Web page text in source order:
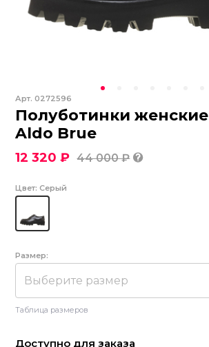
Арт.0272596
Полуботинки женские
Aldo Brue
12 320 ₽ 44 000 ₽
Цвет: Серый
Размер:
Выберите размер
Таблица размеров
Доступно для заказа